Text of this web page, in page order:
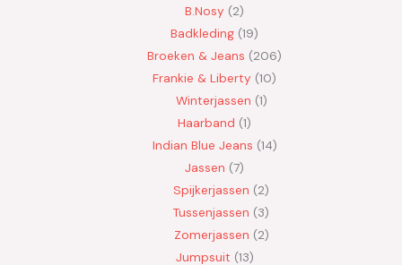
B.Nosy
2
Badkleding 19
Broeken & Jeans
206
Frankie & Liberty 10
Winterjassen 1
Haarband 1
Indian Blue Jeans 14
Jassen 7
Spijkerjassen
2
Tussenjassen
3
Zomerjassen 2
Jumpsuit 13